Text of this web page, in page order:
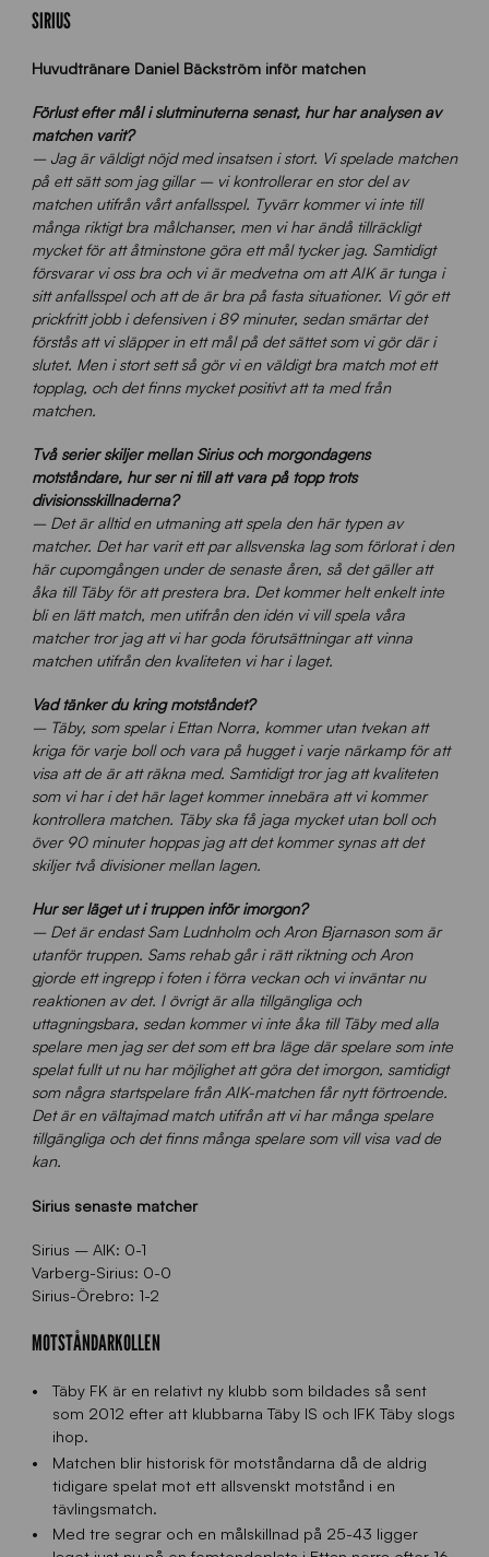
SIRIUS
Huvudtränare Daniel Bäckström inför matchen
Förlust efter mål i slutminuterna senast, hur har analysen av
matchen varit?
– Jag är väldigt nöjd med insatsen i stort. Vi spelade matchen
på ett sätt som jag gillar – vi kontrollerar en stor del av
matchen utifrån vårt anfallsspel. Tyvärr kommer vi inte till
många riktigt bra målchanser, men vi har ändå tillräckligt
mycket för att åtminstone göra ett mål tycker jag. Samtidigt
försvarar vi oss bra och vi är medvetna om att AIK är tunga i
sitt anfallsspel och att de är bra på fasta situationer. Vi gör ett
prickfritt jobb i defensiven i 89 minuter, sedan smärtar det
förstås att vi släpper in ett mål på det sättet som vi gör där i
slutet. Men i stort sett så gör vi en väldigt bra match mot ett
topplag, och det finns mycket positivt att ta med från
matchen.
Två serier skiljer mellan Sirius och morgondagens
motståndare, hur ser ni till att vara på topp trots
divisionsskillnaderna?
– Det är alltid en utmaning att spela den här typen av
matcher. Det har varit ett par allsvenska lag som förlorat i den
här cupomgången under de senaste åren, så det gäller att
åka till Täby för att prestera bra. Det kommer helt enkelt inte
bli en lätt match, men utifrån den idén vi vill spela våra
matcher tror jag att vi har goda förutsättningar att vinna
matchen utifrån den kvaliteten vi har i laget.
Vad tänker du kring motståndet?
– Täby, som spelar i Ettan Norra, kommer utan tvekan att
kriga för varje boll och vara på hugget i varje närkamp för att
visa att de är att räkna med. Samtidigt tror jag att kvaliteten
som vi har i det här laget kommer innebära att vi kommer
kontrollera matchen. Täby ska få jaga mycket utan boll och
över 90 minuter hoppas jag att det kommer synas att det
skiljer två divisioner mellan lagen.
Hur ser läget ut i truppen inför imorgon?
– Det är endast Sam Ludnholm och Aron Bjarnason som är
utanför truppen. Sams rehab går i rätt riktning och Aron
gjorde ett ingrepp i foten i förra veckan och vi inväntar nu
reaktionen av det. I övrigt är alla tillgängliga och
uttagningsbara, sedan kommer vi inte åka till Täby med alla
spelare men jag ser det som ett bra läge där spelare som inte
spelat fullt ut nu har möjlighet att göra det imorgon, samtidigt
som några startspelare från AIK-matchen får nytt förtroende.
Det är en vältajmad match utifrån att vi har många spelare
tillgängliga och det finns många spelare som vill visa vad de
kan.
Sirius senaste matcher
Sirius – AIK: 0-1
Varberg-Sirius: 0-0
Sirius-Örebro: 1-2
MOTSTÅNDARKOLLEN
Täby FK är en relativt ny klubb som bildades så sent
som 2012 efter att klubbarna Täby IS och IFK Täby slogs
ihop.
Matchen blir historisk för motståndarna då de aldrig
tidigare spelat mot ett allsvenskt motstånd i en
tävlingsmatch.
Med tre segrar och en målskillnad på 25-43 ligger